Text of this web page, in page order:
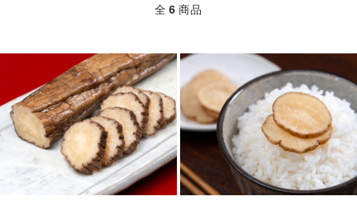
全 6 商品